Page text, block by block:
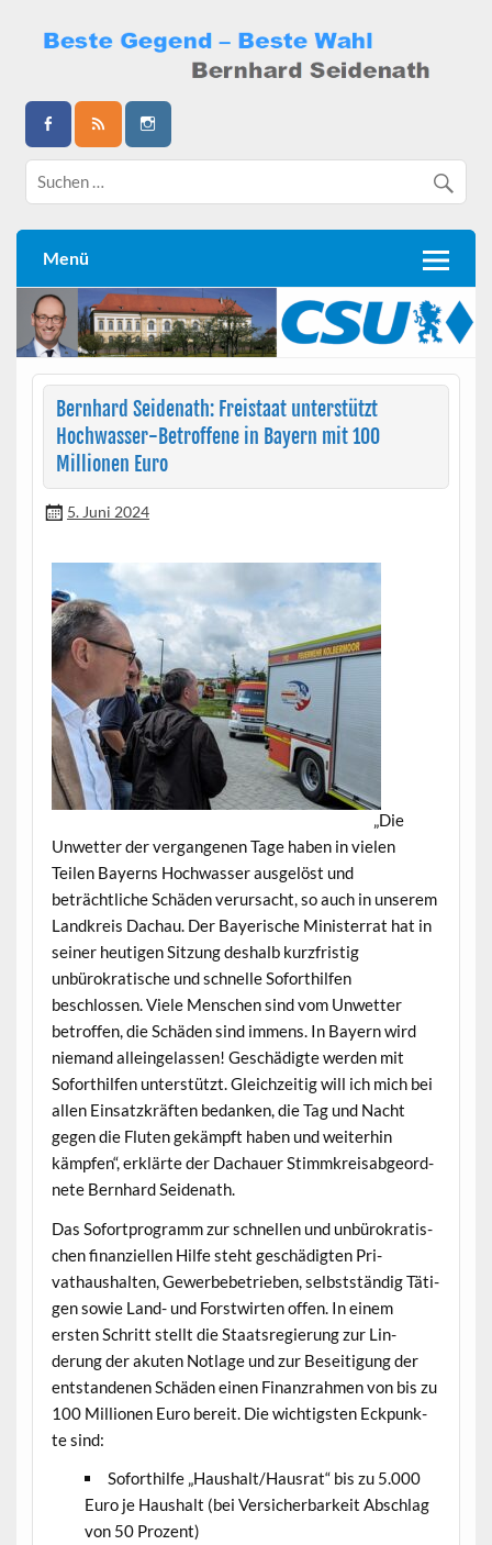
content
Bernhard Seidenath
Menü
Bernhard Seidenath: Freistaat unterstützt
Hochwasser-Betroffene in Bayern mit 100
Millionen Euro
5. Juni 2024
„Die
Unwet­ter der ver­gan­genen Tage haben in vie­len
Teilen Bay­erns Hochwass­er aus­gelöst und
beträchtliche Schä­den verur­sacht, so auch in unserem
Land­kreis Dachau. Der Bay­erische Min­is­ter­rat hat in
sein­er heuti­gen Sitzung deshalb kurzfristig
unbürokratis­che und schnelle Soforthil­fen
beschlossen. Viele Men­schen sind vom Unwet­ter
betrof­fen, die Schä­den sind immens. In Bay­ern wird
nie­mand allein­ge­lassen! Geschädigte wer­den mit
Soforthil­fen unter­stützt. Gle­ichzeit­ig will ich mich bei
allen Ein­satzkräften bedanken, die Tag und Nacht
gegen die Fluten gekämpft haben und weit­er­hin
kämpfen“, erk­lärte der Dachauer Stimmkreis­ab­ge­ord­
nete Bern­hard Seidenath.
Das Sofort­pro­gramm zur schnellen und unbürokratis­
chen finanziellen Hil­fe ste­ht geschädigten Pri­
vathaushal­ten, Gewer­be­be­trieben, selb­st­ständig Täti­
gen sowie Land- und Forstwirten offen. In einem
ersten Schritt stellt die Staat­sregierung zur Lin­
derung der akuten Not­lage und zur Besei­t­i­gung der
ent­stande­nen Schä­den einen Finanzrah­men von bis zu
100 Mil­lio­nen Euro bere­it. Die wichtig­sten Eck­punk­
te sind:
Soforthil­fe „Haushalt/Hausrat“ bis zu 5.000
Euro je Haushalt (bei Ver­sicherbarkeit Abschlag
von 50 Prozent)